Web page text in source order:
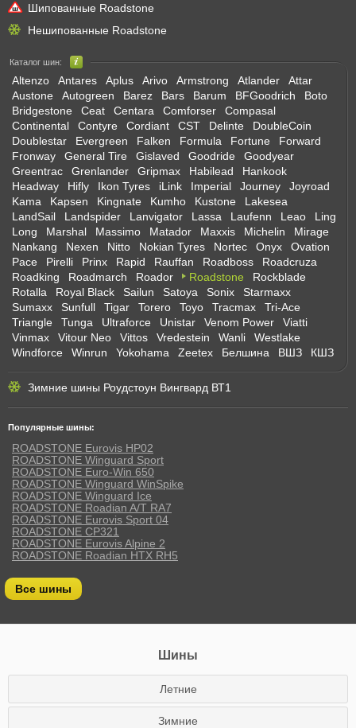
Шипованные Roadstone
Нешипованные Roadstone
Каталог шин:
Altenzo Antares Aplus Arivo Armstrong Atlander
Attar
Austone
Autogreen Barez Bars Barum BFGoodrich
Boto
Bridgestone
Ceat Centara Comforser
Compasal
Continental
Contyre Cordiant CST Delinte
DoubleCoin
Doublestar
Evergreen Falken Formula Fortune
Forward
Fronway
General Tire Gislaved Goodride
Goodyear
Greentrac
Grenlander Gripmax Habilead
Hankook
Headway
Hifly Ikon Tyres iLink Imperial Journey
Joyroad
Kama
Kapsen Kingnate Kumho Kustone
Lakesea
LandSail
Landspider Lanvigator Lassa Laufenn Leao
Ling
Long
Marshal Massimo Matador Maxxis Michelin
Mirage
Nankang
Nexen Nitto Nokian Tyres Nortec Onyx
Ovation
Pace
Pirelli Prinx Rapid Rauffan Roadboss
Roadcruza
Roadking
Roadmarch Roador Roadstone
Rockblade
Rotalla
Royal Black Sailun Satoya Sonix
Starmaxx
Sumaxx
Sunfull Tigar Torero Toyo Tracmax
Tri-Ace
Triangle
Tunga Ultraforce Unistar Venom Power
Viatti
Vinmax
Vitour Neo Vittos Vredestein Wanli
Westlake
Windforce
Winrun Yokohama Zeetex Белшина ВШЗ КШЗ
Зимние шины Роудстоун Вингвард ВТ1
Популярные шины:
ROADSTONE Eurovis HP02
ROADSTONE Winguard Sport
ROADSTONE Euro-Win 650
ROADSTONE Winguard WinSpike
ROADSTONE Winguard Ice
ROADSTONE Roadian A/T RA7
ROADSTONE Eurovis Sport 04
ROADSTONE CP321
ROADSTONE Eurovis Alpine 2
ROADSTONE Roadian HTX RH5
Все шины
Шины
Летние
Зимние